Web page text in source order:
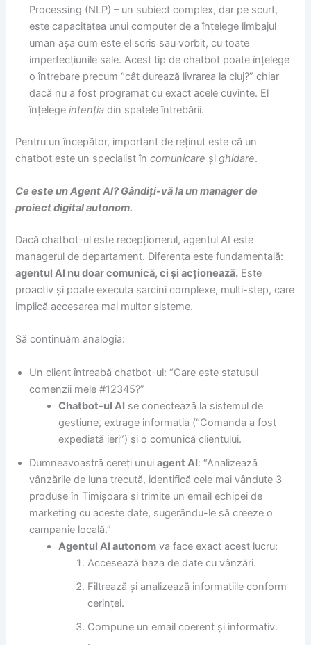
Processing (NLP) – un subiect complex, dar pe scurt,
este capacitatea unui computer de a înțelege limbajul
uman așa cum este el scris sau vorbit, cu toate
imperfecțiunile sale. Acest tip de chatbot poate înțelege
o întrebare precum “cât durează livrarea la cluj?” chiar
dacă nu a fost programat cu exact acele cuvinte. El
înțelegeintenția din spatele întrebării.
Pentru un începător, important de reținut este că un
chatbot este un specialist încomunicare șighidare.
Ce este un Agent AI? Gândiți-vă la un manager de
proiect digital autonom.
Dacă chatbot-ul este recepționerul, agentul AI este
managerul de departament. Diferența este fundamentală:
agentul AI nu doar comunică, ci și acționează. Este
proactiv și poate executa sarcini complexe, multi-step, care
implică accesarea mai multor sisteme.
Să continuăm analogia:
Un client întreabă chatbot-ul: “Care este statusul
comenzii mele #12345?”
Chatbot-ul AI se conectează la sistemul de
gestiune, extrage informația (“Comanda a fost
expediată ieri”) și o comunică clientului.
Dumneavoastră cereți unuiagent AI: “Analizează
vânzările de luna trecută, identifică cele mai vândute 3
produse în Timișoara și trimite un email echipei de
marketing cu aceste date, sugerându-le să creeze o
campanie locală.”
Agentul AI autonom va face exact acest lucru:
Accesează baza de date cu vânzări.
Filtrează și analizează informațiile conform
cerinței.
Compune un email coerent și informativ.